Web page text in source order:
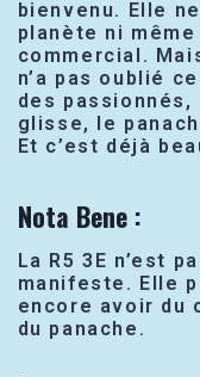
bienvenu. Elle
planète ni
commercial.
n’a pas oublié
des passionnés,
glisse, le
Et c’est déjà
Nota Bene :
La R5 3E n’est
manifeste. Elle
encore avoir du
du panache.